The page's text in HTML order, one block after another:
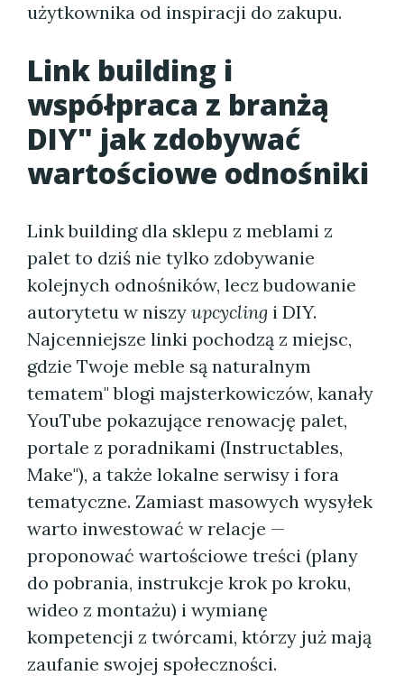
użytkownika od inspiracji do zakupu.
Link building i
współpraca z branżą
DIY" jak zdobywać
wartościowe odnośniki
Link building dla sklepu z meblami z
palet to dziś nie tylko zdobywanie
kolejnych odnośników, lecz budowanie
autorytetu w niszy upcycling i DIY.
Najcenniejsze linki pochodzą z miejsc,
gdzie Twoje meble są naturalnym
tematem" blogi majsterkowiczów, kanały
YouTube pokazujące renowację palet,
portale z poradnikami (Instructables,
Make"), a także lokalne serwisy i fora
tematyczne. Zamiast masowych wysyłek
warto inwestować w relacje —
proponować wartościowe treści (plany
do pobrania, instrukcje krok po kroku,
wideo z montażu) i wymianę
kompetencji z twórcami, którzy już mają
zaufanie swojej społeczności.